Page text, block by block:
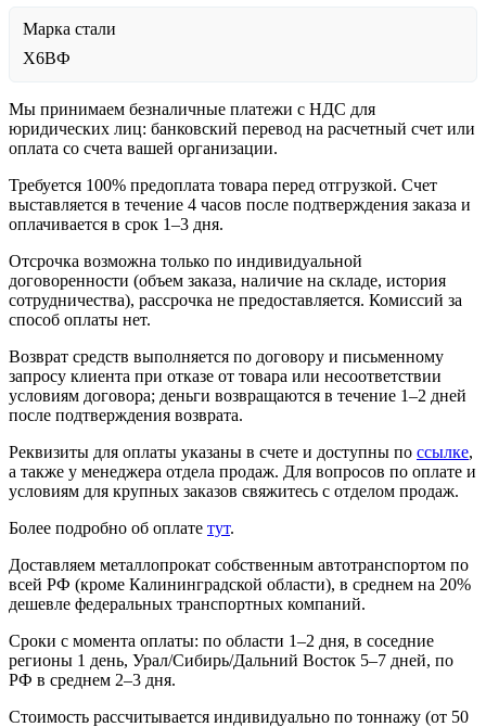
Марка стали
Х6ВФ
Мы принимаем безналичные платежи с НДС для
юридических лиц: банковский перевод на расчетный счет или
оплата со счета вашей организации.
Требуется 100% предоплата товара перед отгрузкой. Счет
выставляется в течение 4 часов после подтверждения заказа и
оплачивается в срок 1–3 дня.
Отсрочка возможна только по индивидуальной
договоренности (объем заказа, наличие на складе, история
сотрудничества), рассрочка не предоставляется. Комиссий за
способ оплаты нет.
Возврат средств выполняется по договору и письменному
запросу клиента при отказе от товара или несоответствии
условиям договора; деньги возвращаются в течение 1–2 дней
после подтверждения возврата.
Реквизиты для оплаты указаны в счете и доступны по ссылке,
а также у менеджера отдела продаж. Для вопросов по оплате и
условиям для крупных заказов свяжитесь с отделом продаж.
Более подробно об оплате тут.
Доставляем металлопрокат собственным автотранспортом по
всей РФ (кроме Калининградской области), в среднем на 20%
дешевле федеральных транспортных компаний.
Сроки с момента оплаты: по области 1–2 дня, в соседние
регионы 1 день, Урал/Сибирь/Дальний Восток 5–7 дней, по
РФ в среднем 2–3 дня.
Стоимость рассчитывается индивидуально по тоннажу (от 50